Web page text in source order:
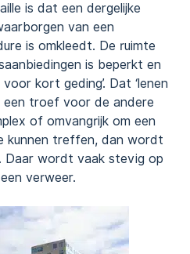
is dat een dergelijke
van een
is omkleedt. De ruimte
is beperkt en
kort geding’. Dat ‘lenen
een troef voor de andere
of omvangrijk om een
kunnen treffen, dan wordt
Daar wordt vaak stevig op
verweer.